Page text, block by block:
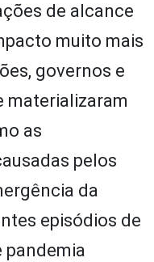
de alcance
muito mais
governos e
materializaram
as
pelos
da
episódios de
pandemia